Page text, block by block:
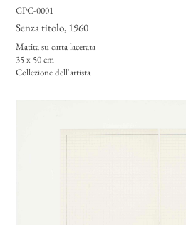
GPC-0001
Senza titolo, 1960
Matita su carta lacerata
35 x 50 cm
Collezione dell'artista